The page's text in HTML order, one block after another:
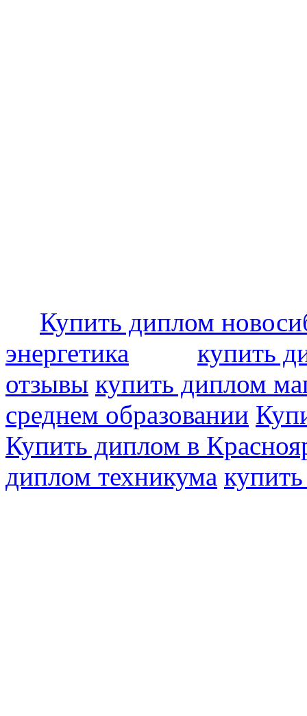
Купить диплом
энергетика
купить
отзывы купить диплом
среднем образовании
Купить диплом в
диплом техникума